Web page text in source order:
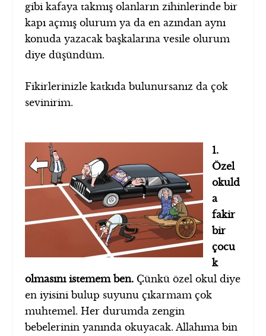
gibi kafaya takmış olanların zihinlerinde bir
kapı açmış olurum ya da en azından aynı
konuda yazacak başkalarına vesile olurum
diye düşündüm.
Fikirlerinizle katkıda bulunursanız da çok
sevinirim.
1.
Özel
okuld
a
fakir
bir
çocu
k
olmasını istemem ben. Çünkü özel okul diye
en iyisini bulup suyunu çıkarmam çok
muhtemel. Her durumda zengin
bebelerinin yanında okuyacak. Allahıma bin